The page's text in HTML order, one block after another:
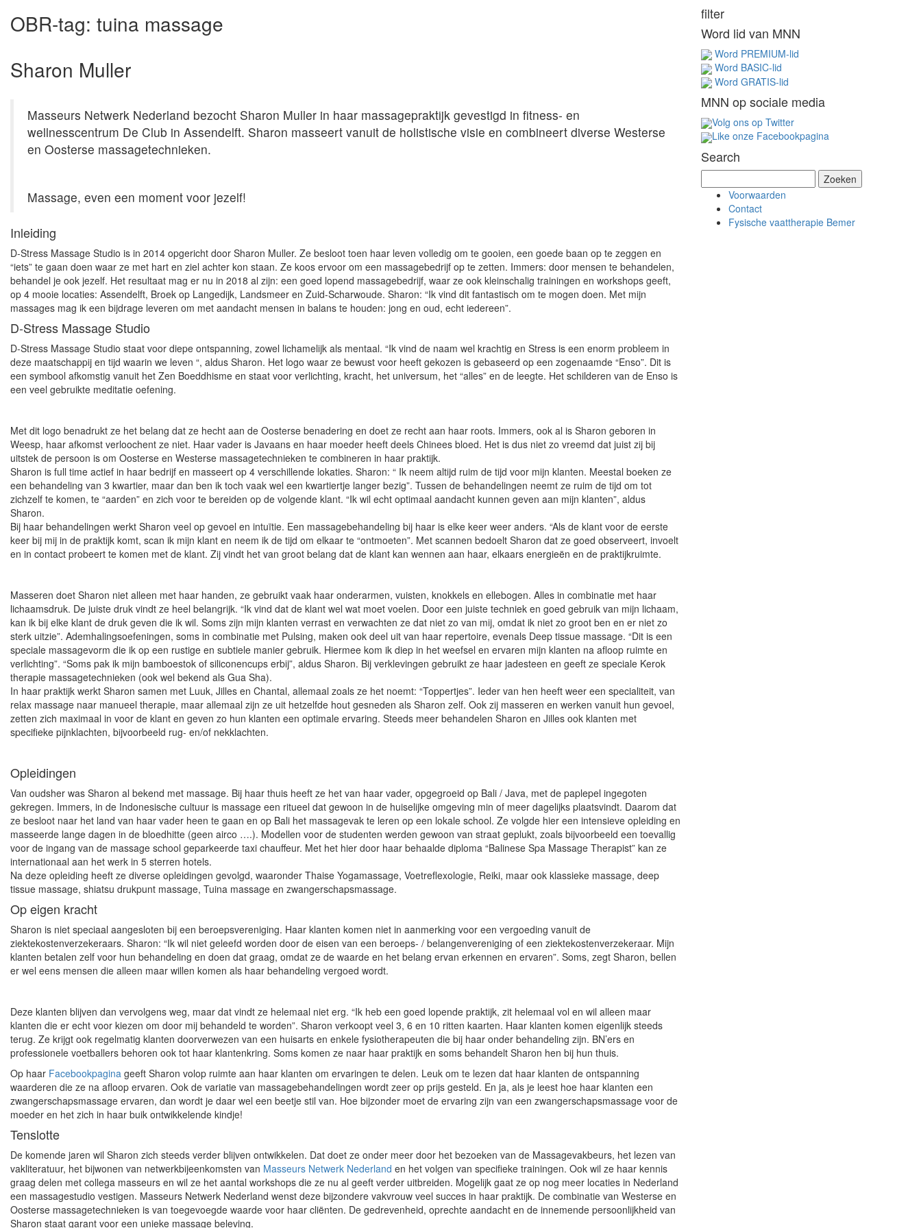
OBR-tag: tuina massage
Sharon Muller
Masseurs Netwerk Nederland bezocht Sharon Muller in haar massagepraktijk gevestigd in fitness- en
wellnesscentrum De Club in Assendelft. Sharon masseert vanuit de holistische visie en combineert diverse Westerse
en Oosterse massagetechnieken.
Massage, even een moment voor jezelf!
Inleiding
D-Stress Massage Studio is in 2014 opgericht door Sharon Muller. Ze besloot toen haar leven volledig om te gooien, een goede baan op te zeggen en
“iets” te gaan doen waar ze met hart en ziel achter kon staan. Ze koos ervoor om een massagebedrijf op te zetten. Immers: door mensen te behandelen,
behandel je ook jezelf. Het resultaat mag er nu in 2018 al zijn: een goed lopend massagebedrijf, waar ze ook kleinschalig trainingen en workshops geeft,
op 4 mooie locaties: Assendelft, Broek op Langedijk, Landsmeer en Zuid-Scharwoude. Sharon: “Ik vind dit fantastisch om te mogen doen. Met mijn
massages mag ik een bijdrage leveren om met aandacht mensen in balans te houden: jong en oud, echt iedereen”.
D-Stress Massage Studio
D-Stress Massage Studio staat voor diepe ontspanning, zowel lichamelijk als mentaal. “Ik vind de naam wel krachtig en Stress is een enorm probleem in
deze maatschappij en tijd waarin we leven “, aldus Sharon. Het logo waar ze bewust voor heeft gekozen is gebaseerd op een zogenaamde “Enso”. Dit is
een symbool afkomstig vanuit het Zen Boeddhisme en staat voor verlichting, kracht, het universum, het “alles” en de leegte. Het schilderen van de Enso is
een veel gebruikte meditatie oefening.
Met dit logo benadrukt ze het belang dat ze hecht aan de Oosterse benadering en doet ze recht aan haar roots. Immers, ook al is Sharon geboren in
Weesp, haar afkomst verloochent ze niet. Haar vader is Javaans en haar moeder heeft deels Chinees bloed. Het is dus niet zo vreemd dat juist zij bij
uitstek de persoon is om Oosterse en Westerse massagetechnieken te combineren in haar praktijk.
Sharon is full time actief in haar bedrijf en masseert op 4 verschillende lokaties. Sharon: “ Ik neem altijd ruim de tijd voor mijn klanten. Meestal boeken ze
een behandeling van 3 kwartier, maar dan ben ik toch vaak wel een kwartiertje langer bezig”. Tussen de behandelingen neemt ze ruim de tijd om tot
zichzelf te komen, te “aarden” en zich voor te bereiden op de volgende klant. “Ik wil echt optimaal aandacht kunnen geven aan mijn klanten”, aldus
Sharon.
Bij haar behandelingen werkt Sharon veel op gevoel en intuïtie. Een massagebehandeling bij haar is elke keer weer anders. “Als de klant voor de eerste
keer bij mij in de praktijk komt, scan ik mijn klant en neem ik de tijd om elkaar te “ontmoeten”. Met scannen bedoelt Sharon dat ze goed observeert, invoelt
en in contact probeert te komen met de klant. Zij vindt het van groot belang dat de klant kan wennen aan haar, elkaars energieën en de praktijkruimte.
Masseren doet Sharon niet alleen met haar handen, ze gebruikt vaak haar onderarmen, vuisten, knokkels en ellebogen. Alles in combinatie met haar
lichaamsdruk. De juiste druk vindt ze heel belangrijk. “Ik vind dat de klant wel wat moet voelen. Door een juiste techniek en goed gebruik van mijn lichaam,
kan ik bij elke klant de druk geven die ik wil. Soms zijn mijn klanten verrast en verwachten ze dat niet zo van mij, omdat ik niet zo groot ben en er niet zo
sterk uitzie”. Ademhalingsoefeningen, soms in combinatie met Pulsing, maken ook deel uit van haar repertoire, evenals Deep tissue massage. “Dit is een
speciale massagevorm die ik op een rustige en subtiele manier gebruik. Hiermee kom ik diep in het weefsel en ervaren mijn klanten na afloop ruimte en
verlichting”. “Soms pak ik mijn bamboestok of siliconencups erbij”, aldus Sharon. Bij verklevingen gebruikt ze haar jadesteen en geeft ze speciale Kerok
therapie massagetechnieken (ook wel bekend als Gua Sha).
In haar praktijk werkt Sharon samen met Luuk, Jilles en Chantal, allemaal zoals ze het noemt: “Toppertjes”. Ieder van hen heeft weer een specialiteit, van
relax massage naar manueel therapie, maar allemaal zijn ze uit hetzelfde hout gesneden als Sharon zelf. Ook zij masseren en werken vanuit hun gevoel,
zetten zich maximaal in voor de klant en geven zo hun klanten een optimale ervaring. Steeds meer behandelen Sharon en Jilles ook klanten met
specifieke pijnklachten, bijvoorbeeld rug- en/of nekklachten.
Opleidingen
Van oudsher was Sharon al bekend met massage. Bij haar thuis heeft ze het van haar vader, opgegroeid op Bali / Java, met de paplepel ingegoten
gekregen. Immers, in de Indonesische cultuur is massage een ritueel dat gewoon in de huiselijke omgeving min of meer dagelijks plaatsvindt. Daarom dat
ze besloot naar het land van haar vader heen te gaan en op Bali het massagevak te leren op een lokale school. Ze volgde hier een intensieve opleiding en
masseerde lange dagen in de bloedhitte (geen airco ….). Modellen voor de studenten werden gewoon van straat geplukt, zoals bijvoorbeeld een toevallig
voor de ingang van de massage school geparkeerde taxi chauffeur. Met het hier door haar behaalde diploma “Balinese Spa Massage Therapist” kan ze
internationaal aan het werk in 5 sterren hotels.
Na deze opleiding heeft ze diverse opleidingen gevolgd, waaronder Thaise Yogamassage, Voetreflexologie, Reiki, maar ook klassieke massage, deep
tissue massage, shiatsu drukpunt massage, Tuina massage en zwangerschapsmassage.
Op eigen kracht
Sharon is niet speciaal aangesloten bij een beroepsvereniging. Haar klanten komen niet in aanmerking voor een vergoeding vanuit de
ziektekostenverzekeraars. Sharon: “Ik wil niet geleefd worden door de eisen van een beroeps- / belangenvereniging of een ziektekostenverzekeraar. Mijn
klanten betalen zelf voor hun behandeling en doen dat graag, omdat ze de waarde en het belang ervan erkennen en ervaren”. Soms, zegt Sharon, bellen
er wel eens mensen die alleen maar willen komen als haar behandeling vergoed wordt.
Deze klanten blijven dan vervolgens weg, maar dat vindt ze helemaal niet erg. “Ik heb een goed lopende praktijk, zit helemaal vol en wil alleen maar
klanten die er echt voor kiezen om door mij behandeld te worden”. Sharon verkoopt veel 3, 6 en 10 ritten kaarten. Haar klanten komen eigenlijk steeds
terug. Ze krijgt ook regelmatig klanten doorverwezen van een huisarts en enkele fysiotherapeuten die bij haar onder behandeling zijn. BN’ers en
professionele voetballers behoren ook tot haar klantenkring. Soms komen ze naar haar praktijk en soms behandelt Sharon hen bij hun thuis.
Op haar Facebookpagina geeft Sharon volop ruimte aan haar klanten om ervaringen te delen. Leuk om te lezen dat haar klanten de ontspanning
waarderen die ze na afloop ervaren. Ook de variatie van massagebehandelingen wordt zeer op prijs gesteld. En ja, als je leest hoe haar klanten een
zwangerschapsmassage ervaren, dan wordt je daar wel een beetje stil van. Hoe bijzonder moet de ervaring zijn van een zwangerschapsmassage voor de
moeder en het zich in haar buik ontwikkelende kindje!
Tenslotte
De komende jaren wil Sharon zich steeds verder blijven ontwikkelen. Dat doet ze onder meer door het bezoeken van de Massagevakbeurs, het lezen van
vakliteratuur, het bijwonen van netwerkbijeenkomsten van Masseurs Netwerk Nederland en het volgen van specifieke trainingen. Ook wil ze haar kennis
graag delen met collega masseurs en wil ze het aantal workshops die ze nu al geeft verder uitbreiden. Mogelijk gaat ze op nog meer locaties in Nederland
een massagestudio vestigen. Masseurs Netwerk Nederland wenst deze bijzondere vakvrouw veel succes in haar praktijk. De combinatie van Westerse en
Oosterse massagetechnieken is van toegevoegde waarde voor haar cliënten. De gedrevenheid, oprechte aandacht en de innemende persoonlijkheid van
Sharon staat garant voor een unieke massage beleving.
filter
Word lid van MNN
Word PREMIUM-lid
Word BASIC-lid
Word GRATIS-lid
MNN op sociale media
Volg ons op Twitter
Like onze Facebookpagina
Search
o
Voorwaarden
Contact
Fysische vaattherapie Bemer